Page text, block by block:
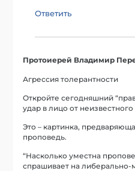
Ответить
Протоиерей Владимир
Агрессия толерантности
Откройте сегодняшний
удар в лицо от
Это – картинка,
проповедь.
“Насколько уместна
спрашивает на